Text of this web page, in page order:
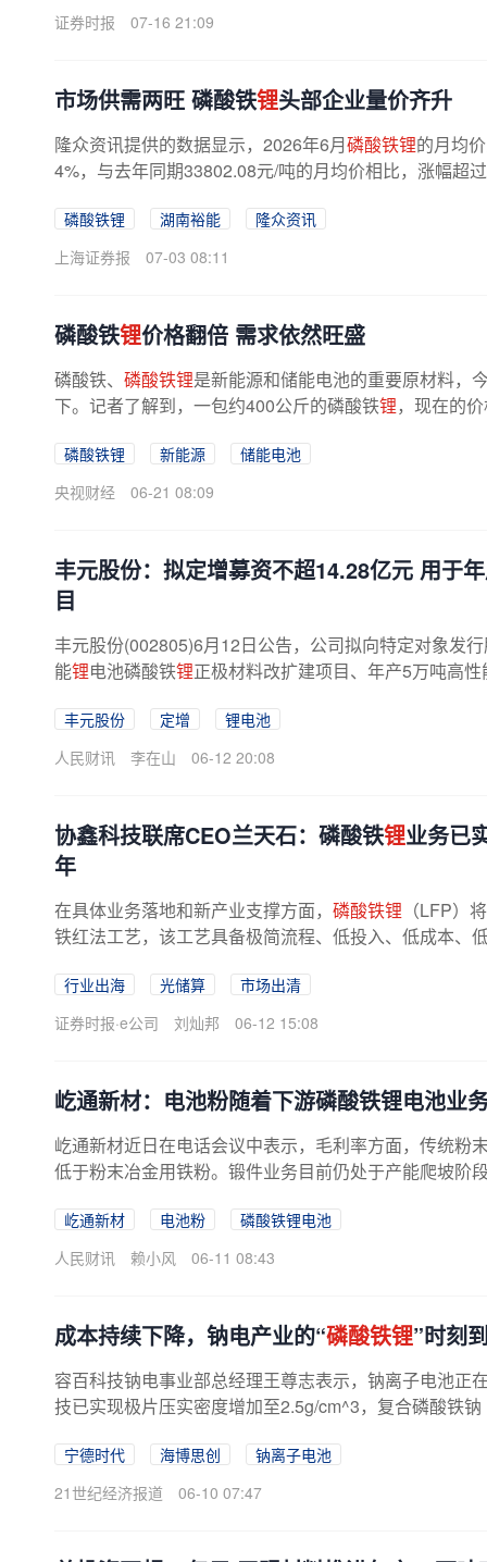
证券时报
07-16 21:09
市场供需两旺 磷酸铁锂头部企业量价齐升
隆众资讯提供的数据显示，2026年6月磷酸铁锂的月均
4%，与去年同期33802.08元/吨的月均价相比，涨幅超
磷酸铁锂 湖南裕能
隆众资讯
上海证券报
07-03 08:11
磷酸铁锂价格翻倍 需求依然旺盛
磷酸铁、 磷酸铁锂是新能源和储能电池的重要原材料，
下。记者了解到，一包约400公斤的磷酸铁锂，现在的
磷酸铁锂 新能源
储能电池
央视财经
06-21 08:09
丰元股份：拟定增募资不超14.28亿元 用于
目
丰元股份(002805)6月12日公告，公司拟向特定对象发
能锂电池磷酸铁锂正极材料改扩建项目、年产5万吨高性
丰元股份 定增
锂电池
人民财讯
李在山 06-12 20:08
协鑫科技联席CEO兰天石：磷酸铁锂业务已
年
在具体业务落地和新产业支撑方面， 磷酸铁锂 （LFP）
铁红法工艺，该工艺具备极简流程、低投入、低成本、
行业出海 光储算
市场出清
证券时报·e公司
刘灿邦 06-12 15:08
屹通新材：电池粉随着下游磷酸铁锂电池业
屹通新材近日在电话会议中表示，毛利率方面，传统粉
低于粉末冶金用铁粉。锻件业务目前仍处于产能爬坡阶
屹通新材 电池粉
磷酸铁锂电池
人民财讯
赖小风 06-11 08:43
成本持续下降，钠电产业的“磷酸铁锂”时刻
容百科技钠电事业部总经理王尊志表示，钠离子电池正
技已实现极片压实密度增加至2.5g/cm^3，复合磷酸铁
宁德时代 海博思创
钠离子电池
21世纪经济报道
06-10 07:47